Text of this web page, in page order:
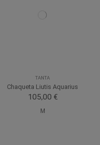
TANTA
Chaqueta Liutis Aquarius
105,00 €
M